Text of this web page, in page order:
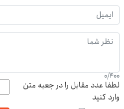
0/400
لطفا عدد مقابل را در جعبه متن
وارد کنید